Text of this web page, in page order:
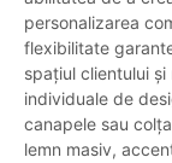
personalizarea
flexibilitate
spațiul clientului
individuale de
canapele sau
lemn masiv,